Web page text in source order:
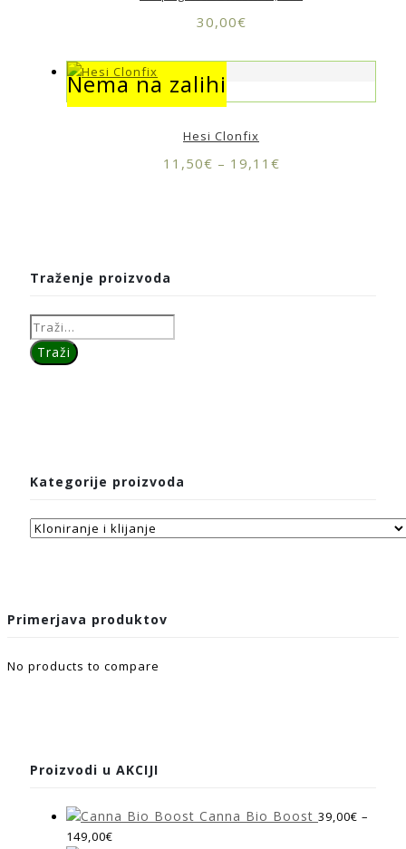
30,00€
Nema na zalihi
Nema na zalihi
Hesi Clonfix
11,50€ – 19,11 €
Traženje proizvoda
Kategorije proizvoda
Primerjava produktov
No products to compare
Proizvodi u AKCIJI
Canna Bio Boost 39,00€ –
149,00€